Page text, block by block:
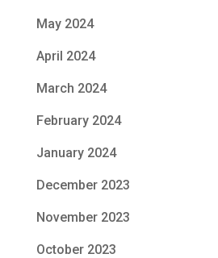
May 2024
April 2024
March 2024
February 2024
January 2024
December 2023
November 2023
October 2023